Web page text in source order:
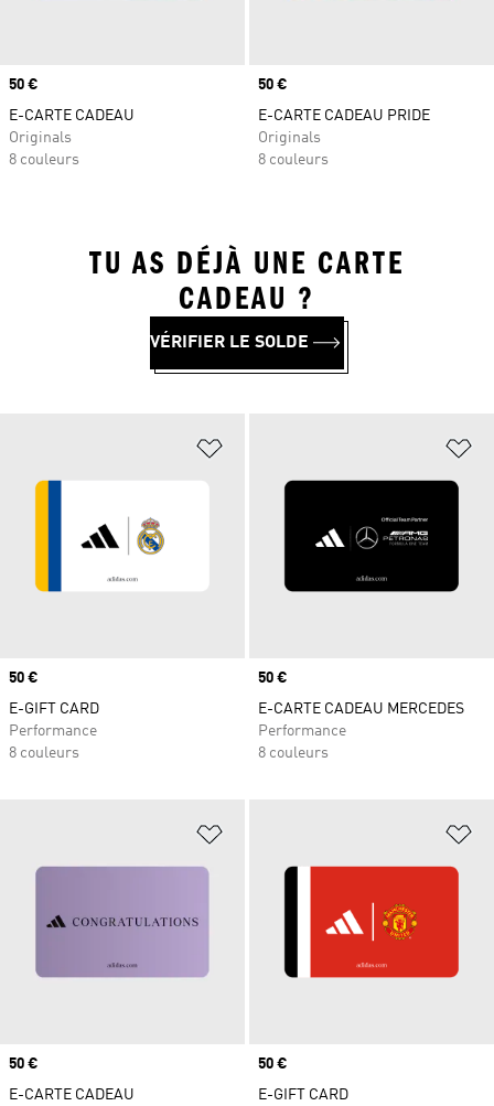
Prix
50 €
E-CARTE CADEAU
Originals
8 couleurs
Prix
50 €
E-CARTE CADEAU PRIDE
Originals
8 couleurs
Ajouter à la Liste de produits
Prix
50 €
E-GIFT CARD
Performance
8 couleurs
Prix
50 €
E-CARTE CADEAU MERCEDES
Performance
8 couleurs
Ajouter à la Liste de produits
Prix
50 €
E-CARTE CADEAU
Prix
50 €
E-GIFT CARD
TU AS DÉJÀ UNE CARTE
CADEAU ?
VÉRIFIER LE SOLDE